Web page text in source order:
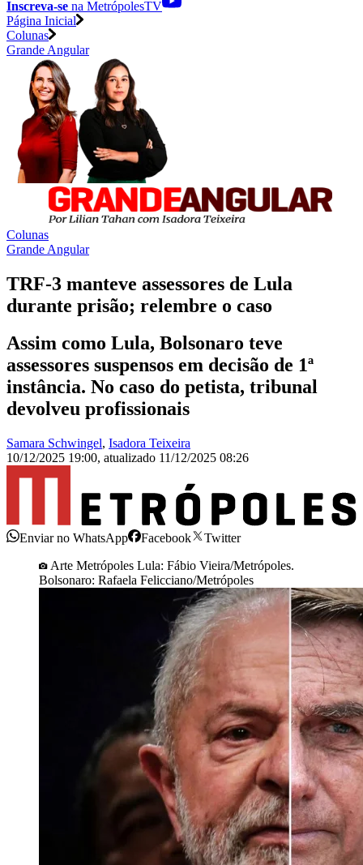
Inscreva-se na MetrópolesTV
Página Inicial
Colunas
Grande Angular
Colunas
Grande Angular
TRF-3 manteve assessores de Lula
durante prisão; relembre o caso
Assim como Lula, Bolsonaro teve
assessores suspensos em decisão de 1ª
instância. No caso do petista, tribunal
devolveu profissionais
Samara Schwingel, Isadora Teixeira
10/12/2025 19:00, atualizado 11/12/2025 08:26
Enviar no WhatsApp Facebook
Twitter
Arte Metrópoles Lula: Fábio Vieira/Metrópoles.
Bolsonaro: Rafaela Felicciano/Metrópoles